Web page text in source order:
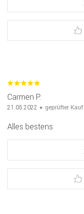
Carmen P.
21.05.2022 geprüfter Kauf
Alles bestens